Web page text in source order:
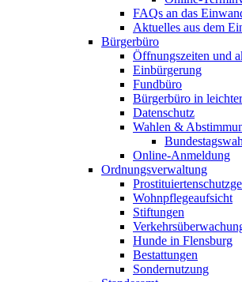
FAQs an das
Aktuelles aus dem
Bürgerbüro
Öffnungszeiten und
Einbürgerung
Fundbüro
Bürgerbüro in
Datenschutz
Wahlen &
Online-Anmeldung
Ordnungsverwaltung
Wohnpflegeaufsicht
Stiftungen
Hunde in Flensburg
Bestattungen
Sondernutzung